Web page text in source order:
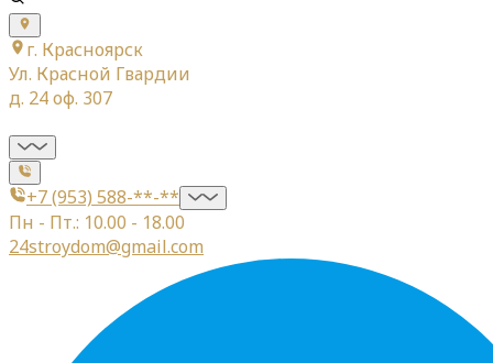
г. Красноярск
Ул. Красной Гвардии
д. 24 оф. 307
+7 (953) 588-**-**
Пн - Пт.: 10.00 - 18.00
24stroydom@gmail.com